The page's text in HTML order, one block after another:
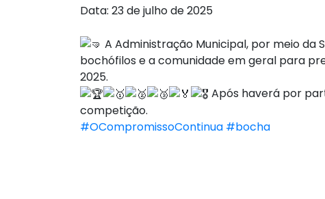
Data: 23 de julho de 2025
A Administração Municipal, por meio da
bochófilos e a comunidade em geral para
2025.
Após haverá por
competição.
#OCompromissoContinua #bocha